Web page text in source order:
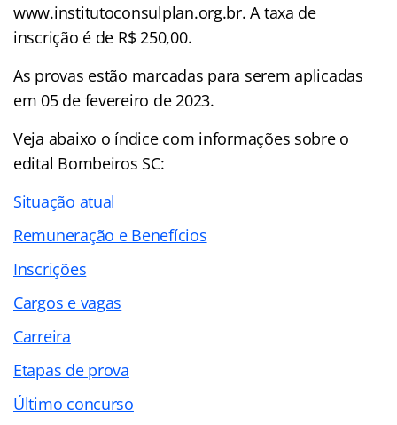
www.institutoconsulplan.org.br. A taxa de
inscrição é de R$ 250,00.
As provas estão marcadas para serem aplicadas
em 05 de fevereiro de 2023.
Veja abaixo o índicecom informações sobre o
edital Bombeiros SC:
Situação atual
Remuneração e Benefícios
Inscrições
Cargos e vagas
Carreira
Etapas de prova
Último concurso